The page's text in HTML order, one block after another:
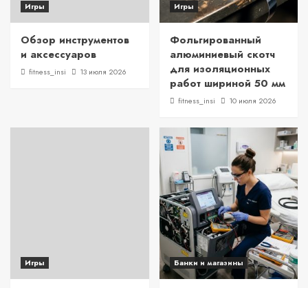
Игры
Обзор инструментов
и аксессуаров
fitness_insi 13 июля 2026
Игры
Фольгированный
алюминиевый скотч
для изоляционных
работ шириной 50 мм
fitness_insi 10 июля 2026
Игры Банки и магазины